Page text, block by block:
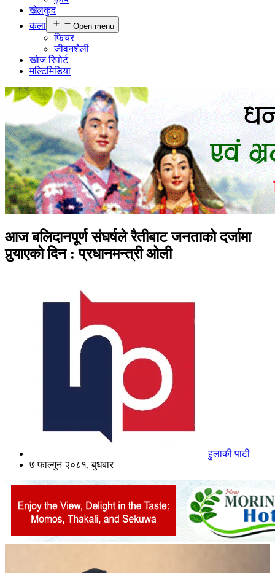
खेलकुद
कला
Open menu
फिचर
जीवनशैली
खोज रिपोर्ट
मल्टिमिडिया
आज बलिदानपूर्ण संघर्षले रैतीबाट जनताको दर्जामा
पुर्‍याएको दिन : प्रधानमन्त्री ओली
हुलाकी पाटी
७ फाल्गुन २०८१, बुधबार